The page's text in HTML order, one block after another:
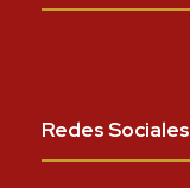
Redes Sociales